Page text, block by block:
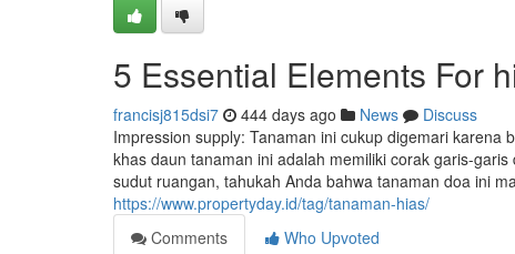
5 Essential Elements For
francisj815dsi7 444 days ago News
Discuss
Impression supply: Tanaman ini cukup digemari
khas daun tanaman ini adalah memiliki corak garis-
sudut ruangan, tahukah Anda bahwa tanaman doa ini
https://www.propertyday.id/tag/tanaman-hias/
Comments
Who Upvoted